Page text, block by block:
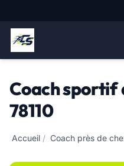
Coach sportif
78110
Accueil / Coach près de